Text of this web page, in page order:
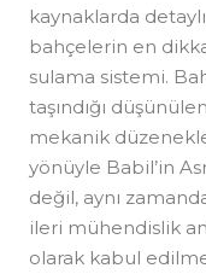
kaynaklarda
bahçelerin en
sulama sistemi.
taşındığı
mekanik
yönüyle Babil’in
değil, aynı
ileri mühendislik
olarak kabul